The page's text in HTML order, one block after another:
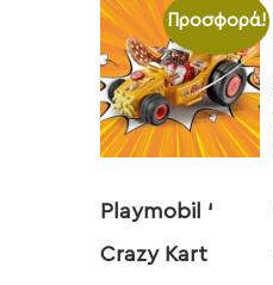
Προσφορά!
Playmobil ‘
Crazy Kart